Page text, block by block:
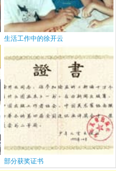
生活工作中的徐开云
部分获奖证书